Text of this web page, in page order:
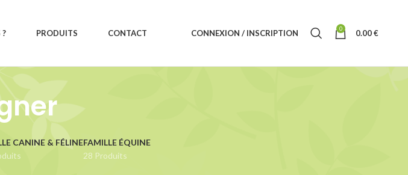
? PRODUITS CONTACT CONNEXION / INSCRIPTION 0 0.00€
CANINE & FÉLINEFAMILLE ÉQUINE
28 Produits